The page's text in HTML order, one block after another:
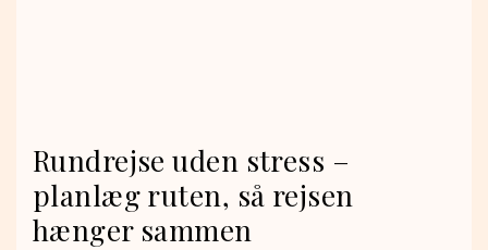
Rundrejse uden stress –
planlæg ruten, så rejsen
hænger sammen